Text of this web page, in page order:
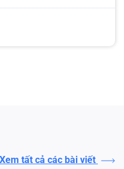
Xem tất cả các bài viết